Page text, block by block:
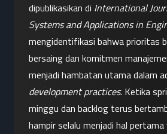
dipublikasikan di International
Systems and Applications in
mengidentifikasi bahwa prioritas
bersaing dan komitmen
menjadi hambatan utama dalam
development practices. Ketika
minggu dan backlog terus
hampir selalu menjadi hal